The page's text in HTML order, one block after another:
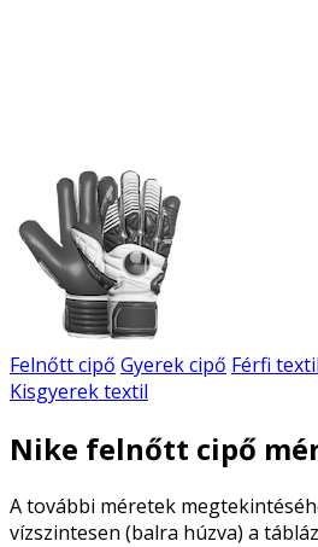
Felnőtt cipő Gyerek cipő Férfi textil
Kisgyerek textil
Nike felnőtt cipő
A további méretek
vízszintesen (balra húzva) a